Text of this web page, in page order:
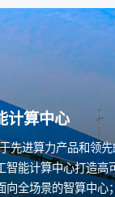
计算中心
先进算力产品和领先
智能计算中心打造高
向全场景的智算中心